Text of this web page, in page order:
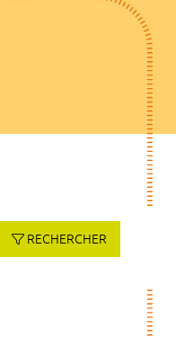
RECHERCHER